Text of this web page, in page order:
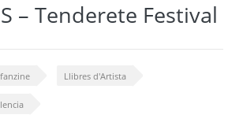
– Tenderete Festival
fanzine Llibres d'Artista